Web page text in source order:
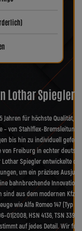
Lothar Spiegler?
Jahren für höchste Qualität,
– von Stahlflex-
bis hin zu individuell
von Freiburg in echter
Spiegler entwickelte
um ein präzises
bahnbrechende Innovation,
aus dem modernen Kfz-
wie Alfa Romeo 147 (Typ
HSN 4136, TSN 339)
auf jedes Detail. Wir